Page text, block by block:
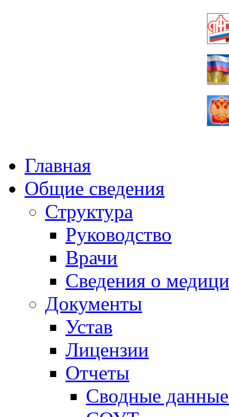
Главная
Общие сведения
Структура
Руководство
Врачи
Сведения о
Документы
Устав
Лицензии
Отчеты
Сводные данные